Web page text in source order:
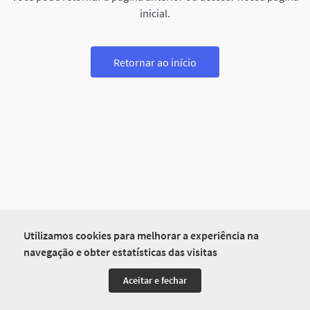
Utilizamos cookies para melhorar a experiência na
navegação e obter estatísticas das visitas
Aceitar e fechar
inicial.
Retornar ao início